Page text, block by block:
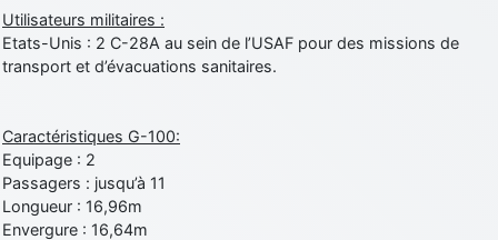
Utilisateurs militaires :
Etats-Unis : 2 C-28A au sein de l’USAF pour des missions de
transport et d’évacuations sanitaires.
Caractéristiques G-100:
Equipage : 2
Passagers : jusqu’à 11
Longueur : 16,96m
Envergure : 16,64m